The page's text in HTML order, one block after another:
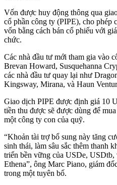
Vốn được huy động thông qua
cổ phần công ty (PIPE), cho phép
vốn bằng cách bán cổ phiếu với
chức.
Các nhà đầu tư mới tham gia vào
Brevan Howard, Susquehanna
các nhà đầu tư quay lại như
Kingsway, Mirana, và Haun
Giao dịch PIPE được định giá 10
tiền thu được sẽ được dùng để
một công ty con của quỹ.
“Khoản tài trợ bổ sung này tăng
sinh thái, làm sâu sắc thêm thanh
triển bền vững của USDe, USDtb,
Ethena”, ông Marc Piano, giám
trong một tuyên bố.